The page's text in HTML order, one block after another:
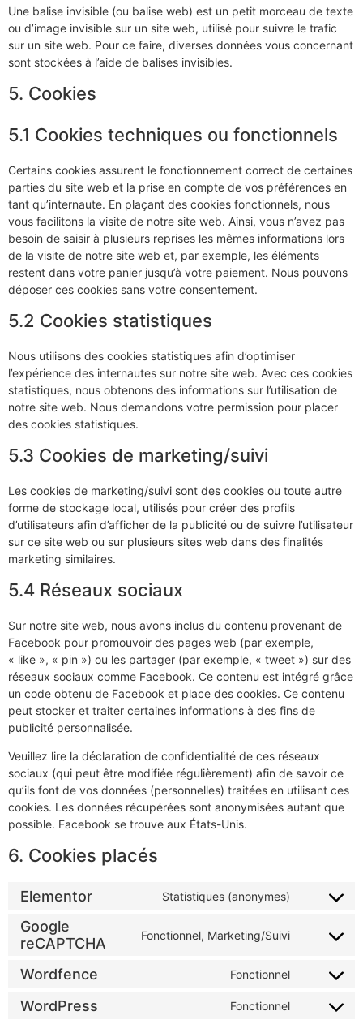
Une balise invisible (ou balise web) est un petit morceau de texte
ou d’image invisible sur un site web, utilisé pour suivre le trafic
sur un site web. Pour ce faire, diverses données vous concernant
sont stockées à l’aide de balises invisibles.
5. Cookies
5.1 Cookies techniques ou fonctionnels
Certains cookies assurent le fonctionnement correct de certaines
parties du site web et la prise en compte de vos préférences en
tant qu’internaute. En plaçant des cookies fonctionnels, nous
vous facilitons la visite de notre site web. Ainsi, vous n’avez pas
besoin de saisir à plusieurs reprises les mêmes informations lors
de la visite de notre site web et, par exemple, les éléments
restent dans votre panier jusqu’à votre paiement. Nous pouvons
déposer ces cookies sans votre consentement.
5.2 Cookies statistiques
Nous utilisons des cookies statistiques afin d’optimiser
l’expérience des internautes sur notre site web. Avec ces cookies
statistiques, nous obtenons des informations sur l’utilisation de
notre site web. Nous demandons votre permission pour placer
des cookies statistiques.
5.3 Cookies de marketing/suivi
Les cookies de marketing/suivi sont des cookies ou toute autre
forme de stockage local, utilisés pour créer des profils
d’utilisateurs afin d’afficher de la publicité ou de suivre l’utilisateur
sur ce site web ou sur plusieurs sites web dans des finalités
marketing similaires.
5.4 Réseaux sociaux
Sur notre site web, nous avons inclus du contenu provenant de
Facebook pour promouvoir des pages web (par exemple,
« like », « pin ») ou les partager (par exemple, « tweet ») sur des
réseaux sociaux comme Facebook. Ce contenu est intégré grâce
un code obtenu de Facebook et place des cookies. Ce contenu
peut stocker et traiter certaines informations à des fins de
publicité personnalisée.
Veuillez lire la déclaration de confidentialité de ces réseaux
sociaux (qui peut être modifiée régulièrement) afin de savoir ce
qu’ils font de vos données (personnelles) traitées en utilisant ces
cookies. Les données récupérées sont anonymisées autant que
possible. Facebook se trouve aux États-Unis.
6. Cookies placés
Elementor Statistiques (anonymes)
Google
reCAPTCHA
Fonctionnel, Marketing/Suivi
Wordfence Fonctionnel
WordPress Fonctionnel